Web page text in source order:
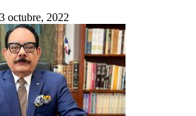
octubre, 2022